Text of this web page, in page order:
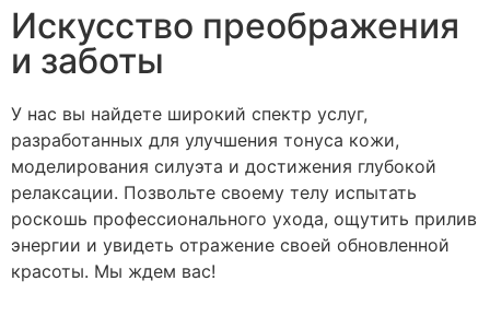
Искусство преображения
и заботы
У нас вы найдете широкий спектр услуг,
разработанных для улучшения тонуса кожи,
моделирования силуэта и достижения глубокой
релаксации. Позвольте своему телу испытать
роскошь профессионального ухода, ощутить прилив
энергии и увидеть отражение своей обновленной
красоты. Мы ждем вас!